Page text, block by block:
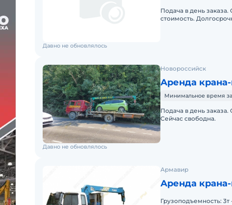
Подача в день
стоимость.
Давно не обновлялось
Новороссийск
Аренда
Минимальное время
Подача в день
Сейчас свободна.
Давно не обновлялось
Армавир
Аренда
Грузоподъемность: 3т